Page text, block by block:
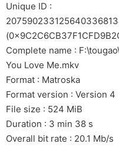
Unique ID :
Complete name :
You Love Me.mkv
Format : Matroska
Format version : Version 4
File size : 524 MiB
Duration : 3 min 38 s
Overall bit rate : 20.1 Mb/s